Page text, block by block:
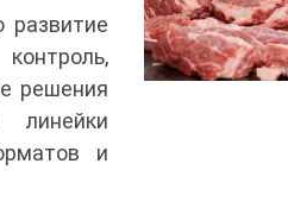
решения
и